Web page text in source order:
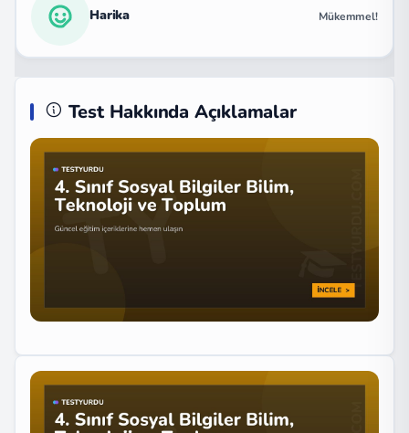
Harika Mükemmel!
Test Hakkında Açıklamalar